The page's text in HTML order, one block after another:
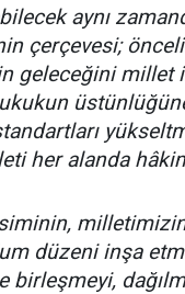
aynı
çerçevesi;
geleceğini millet
her alanda
düzeni inşa
birleşmeyi,